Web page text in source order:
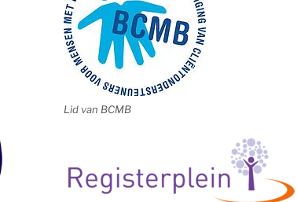
Lid van BCMB